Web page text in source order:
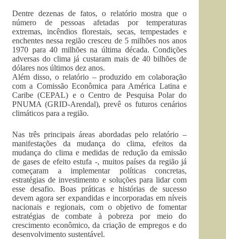
Dentre dezenas de fatos, o relatório mostra que o
número de pessoas afetadas por temperaturas
extremas, incêndios florestais, secas, tempestades e
enchentes nessa região cresceu de 5 milhões nos anos
1970 para 40 milhões na última década. Condições
adversas do clima já custaram mais de 40 bilhões de
dólares nos últimos dez anos.
Além disso, o relatório – produzido em colaboração
com a Comissão Econômica para América Latina e
Caribe (CEPAL) e o Centro de Pesquisa Polar do
PNUMA (GRID-Arendal), prevê os futuros cenários
climáticos para a região.
Nas três principais áreas abordadas pelo relatório –
manifestações da mudança do clima, efeitos da
mudança do clima e medidas de redução da emissão
de gases de efeito estufa -, muitos países da região já
começaram a implementar políticas concretas,
estratégias de investimento e soluções para lidar com
esse desafio. Boas práticas e histórias de sucesso
devem agora ser expandidas e incorporadas em níveis
nacionais e regionais, com o objetivo de fomentar
estratégias de combate à pobreza por meio do
crescimento econômico, da criação de empregos e do
desenvolvimento sustentável.